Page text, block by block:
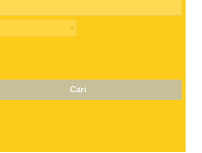
Cari